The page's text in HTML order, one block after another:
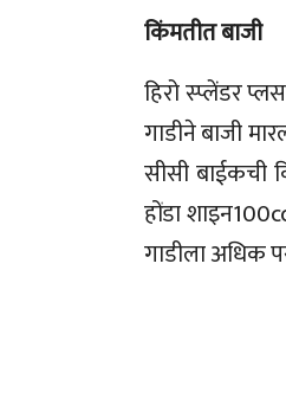
किंमतीत बाजी
हिरो स्प्लेंडर
गाडीने बाजी
सीसी
होंडा
गाडीला अधिक